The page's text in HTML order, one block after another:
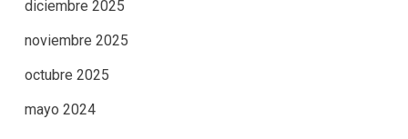
diciembre 2025
noviembre 2025
octubre 2025
mayo 2024